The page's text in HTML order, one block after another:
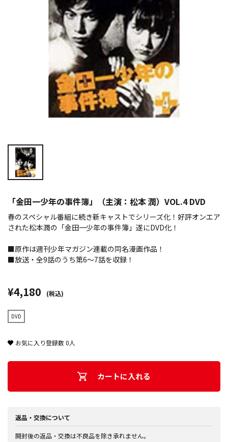
「金田一少年の事件簿」（主演：松本 潤）VOL.4 DVD
春のスペシャル番組に続き新キャストでシリーズ化！好評オンエア
された松本潤の「金田一少年の事件簿」遂にDVD化！
■原作は週刊少年マガジン連載の同名漫画作品！
■放送・全9話のうち第6～7話を収録！
¥4,180 (税込)
DVD
お気に入り登録数0人
カートに入れる
返品・交換について
開封後の返品・交換は不良品を除き承れません。